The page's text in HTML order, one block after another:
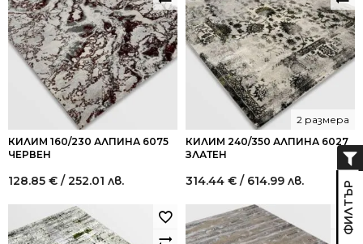
КИЛИМ 160/230 АЛПИНА 6075
ЧЕРВЕН
128.85 € / 252.01 лв.
КИЛИМ 240/350 АЛПИНА 6027
ЗЛАТЕН
2 размера
314.44 € / 614.99 лв.